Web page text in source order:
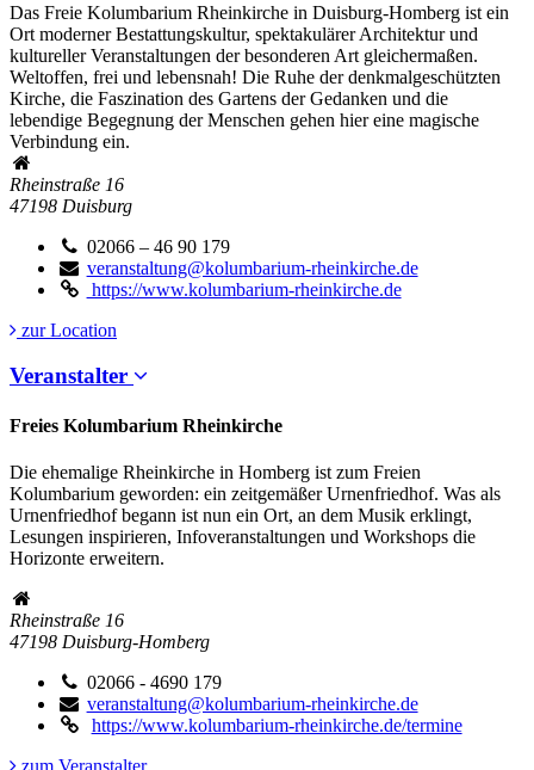
Das Freie Kolumbarium Rheinkirche in Duisburg-Homberg ist ein
Ort moderner Bestattungskultur, spektakulärer Architektur und
kultureller Veranstaltungen der besonderen Art gleichermaßen.
Weltoffen, frei und lebensnah! Die Ruhe der denkmalgeschützten
Kirche, die Faszination des Gartens der Gedanken und die
lebendige Begegnung der Menschen gehen hier eine magische
Verbindung ein.
Rheinstraße 16
47198 Duisburg
02066 – 46 90 179
veranstaltung@kolumbarium-rheinkirche.de
https://www.kolumbarium-rheinkirche.de
zur Location
Veranstalter
Freies Kolumbarium Rheinkirche
Die ehemalige Rheinkirche in Homberg ist zum Freien
Kolumbarium geworden: ein zeitgemäßer Urnenfriedhof. Was als
Urnenfriedhof begann ist nun ein Ort, an dem Musik erklingt,
Lesungen inspirieren, Infoveranstaltungen und Workshops die
Horizonte erweitern.
Rheinstraße 16
47198 Duisburg-Homberg
02066 - 4690 179
veranstaltung@kolumbarium-rheinkirche.de
https://www.kolumbarium-rheinkirche.de/termine
zum Veranstalter